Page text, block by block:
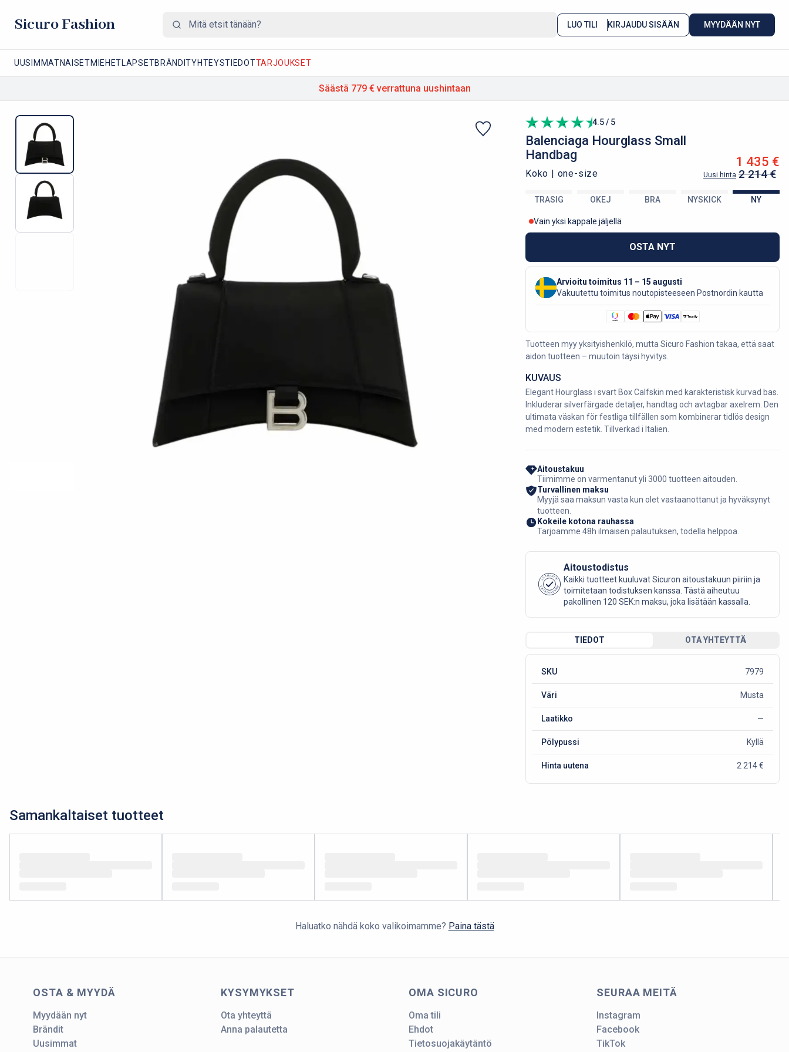
Sicuro Fashion LUO TILI KIRJAUDU SISÄÄN MYYDÄÄN NYT
UUSIMMATNAISETMIEHETLAPSETBRÄNDITYHTEYSTIEDOTTARJOUKSET
Säästä 779 € verrattuna uushintaan
4.5 / 5
Balenciaga Hourglass Small
Handbag
Koko | one-size
1 435 €
Uusi hinta 2 214 €
TRASIG OKEJ BRA NYSKICK NY
Vain yksi kappale jäljellä
OSTA NYT
Arvioitu toimitus 11 – 15 augusti
Vakuutettu toimitus noutopisteeseen Postnordin kautta
Tuotteen myy yksityishenkilö, mutta Sicuro Fashion takaa, että saat
aidon tuotteen – muutoin täysi hyvitys.
KUVAUS
Elegant Hourglass i svart Box Calfskin med karakteristisk kurvad bas.
Inkluderar silverfärgade detaljer, handtag och avtagbar axelrem. Den
ultimata väskan för festliga tillfällen som kombinerar tidlös design
med modern estetik. Tillverkad i Italien.
Aitoustakuu
Tiimimme on varmentanut yli 3000 tuotteen aitouden.
Turvallinen maksu
Myyjä saa maksun vasta kun olet vastaanottanut ja hyväksynyt
tuotteen.
Kokeile kotona rauhassa
Tarjoamme 48h ilmaisen palautuksen, todella helppoa.
AUTHENTIC
SICURO FASHION
Aitoustodistus
Kaikki tuotteet kuuluvat Sicuron aitoustakuun piiriin ja
toimitetaan todistuksen kanssa. Tästä aiheutuu
pakollinen 120 SEK:n maksu, joka lisätään kassalla.
TIEDOT OTA YHTEYTTÄ
SKU 7979
Väri Musta
Laatikko —
Pölypussi Kyllä
Hinta uutena 2 214 €
Samankaltaiset tuotteet
Haluatko nähdä koko valikoimamme? Paina tästä
OSTA & MYYDÄ
Myydään nyt
Brändit
Uusimmat
KYSYMYKSET
Ota yhteyttä
Anna palautetta
OMA SICURO
Oma tili
Ehdot
Tietosuojakäytäntö
SEURAA MEITÄ
Instagram
Facebook
TikTok